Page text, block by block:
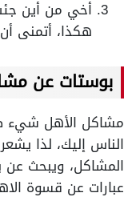
أخي من أين
هكذا، أتمنى
بوستات عن
مشاكل الأهل شيء
الناس إليك، لذا
المشاكل، ويبحث عن
عبارات عن قسوة